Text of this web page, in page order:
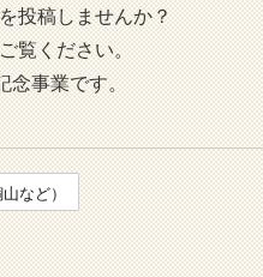
投稿しませんか？
覧ください。
事業です。
など）